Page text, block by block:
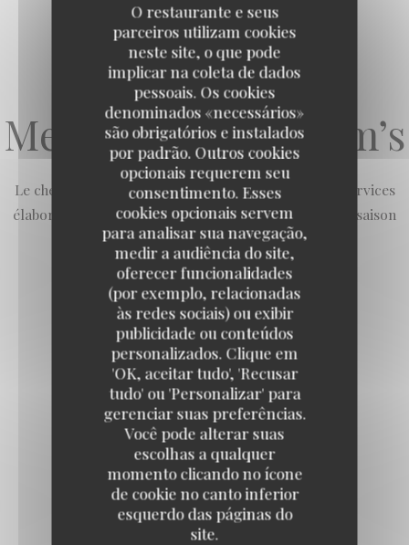
O restaurante e seus
parceiros utilizam cookies
neste site, o que pode
implicar na coleta de dados
pessoais. Os cookies
denominados «necessários»
são obrigatórios e instalados
por padrão. Outros cookies
opcionais requerem seu
consentimento. Esses
cookies opcionais servem
para analisar sua navegação,
medir a audiência do site,
oferecer funcionalidades
(por exemplo, relacionadas
às redes sociais) ou exibir
publicidade ou conteúdos
personalizados. Clique em
'OK, aceitar tudo', 'Recusar
tudo' ou 'Personalizar' para
gerenciar suas preferências.
Você pode alterar suas
escolhas a qualquer
momento clicando no ícone
de cookie no canto inferior
esquerdo das páginas do
site.
Menu du soir By Jem’s
Le chef Jem's vous propose sa cuisine en plusieurs services
élaboré au gré de son inspiration et des produits de saison
Menu 2 temps
Entrée/Plat ou Plat/Dessert
41,00 EUR
Loco by Jem's